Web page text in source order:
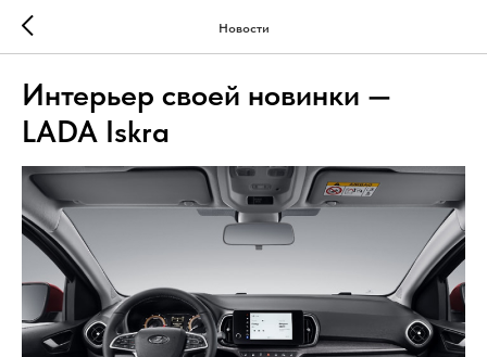
Новости
Интерьер своей новинки —
LADA Iskra